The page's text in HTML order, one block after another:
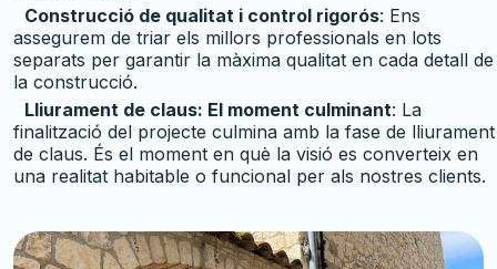
Construcció de qualitat i control rigorós: Ens
assegurem de triar els millors professionals en lots
separats per garantir la màxima qualitat en cada detall de
la construcció.
Lliurament de claus: El moment culminant: La
finalització del projecte culmina amb la fase de lliurament
de claus. És el moment en què la visió es converteix en
una realitat habitable o funcional per als nostres clients.